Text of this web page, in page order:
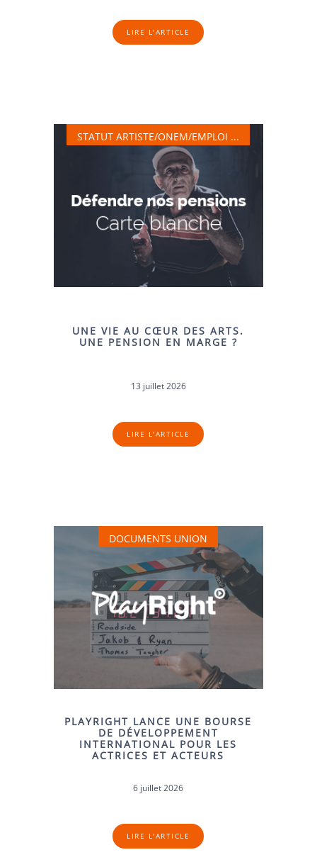
LIRE L'ARTICLE
STATUT ARTISTE/ONEM/EMPLOI ...
UNE VIE AU CŒUR DES ARTS.
UNE PENSION EN MARGE ?
13 juillet 2026
LIRE L'ARTICLE
DOCUMENTS UNION
PLAYRIGHT LANCE UNE BOURSE
DE DÉVELOPPEMENT
INTERNATIONAL POUR LES
ACTRICES ET ACTEURS
6 juillet 2026
LIRE L'ARTICLE